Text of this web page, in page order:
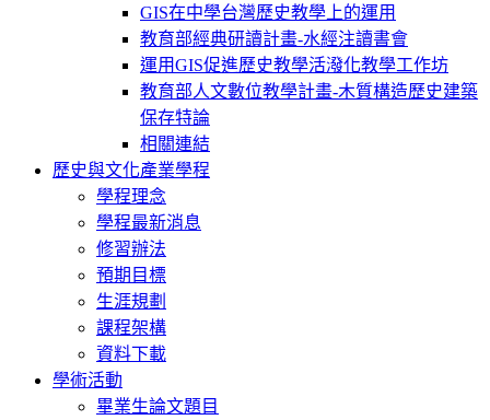
GIS在中學台灣歷史教學上的運用
教育部經典研讀計畫-水經注讀書會
運用GIS促進歷史教學活潑化教學工作坊
教育部人文數位教學計畫-木質構造歷史建築
保存特論
相關連結
歷史與文化產業學程
學程理念
學程最新消息
修習辦法
預期目標
生涯規劃
課程架構
資料下載
學術活動
畢業生論文題目